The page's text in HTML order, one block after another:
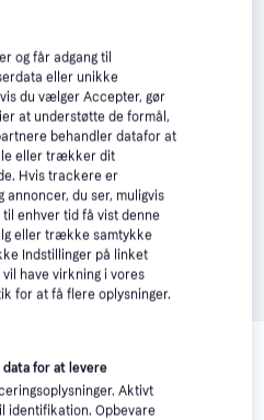
der matcher dine
og får adgang til
eller unikke
du vælger Accepter, gør
at understøtte de formål,
behandler datafor at
eller trækker dit
Hvis trackere er
du ser, muligvis
enhver tid få vist denne
eller trække samtykke
Indstillinger på linket
have virkning i vores
for at få flere oplysninger.
for at levere
Aktivt
identifikation. Opbevare